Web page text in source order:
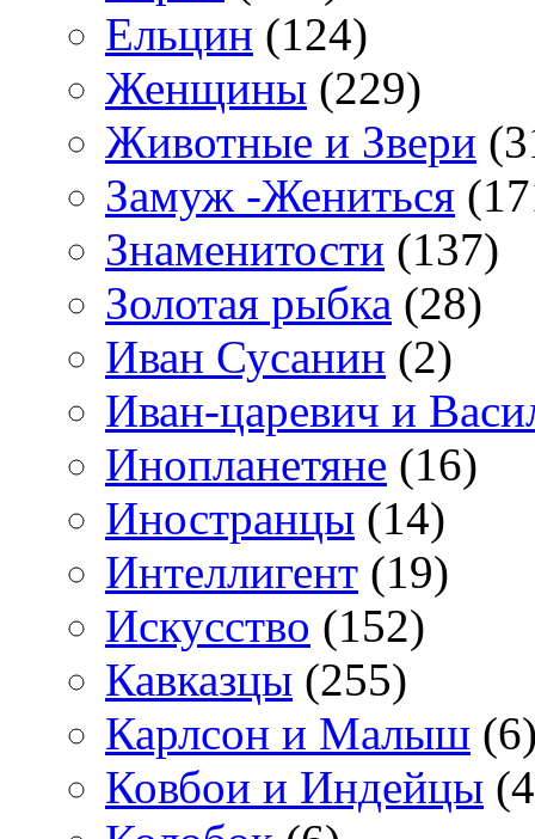
Ельцин (124)
Женщины (229)
Животные и Звери
Замуж -Жениться
Знаменитости (137)
Золотая рыбка (28)
Иван Сусанин (2)
Иван-царевич и
Инопланетяне (16)
Иностранцы (14)
Интеллигент (19)
Искусство (152)
Кавказцы (255)
Карлсон и Малыш
Ковбои и Индейцы